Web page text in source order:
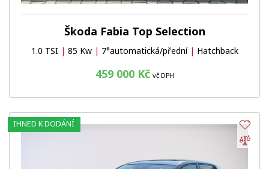
Škoda Fabia Top Selection
1.0 TSI | 85 Kw | 7°automatická/přední | Hatchback
459 000 Kč vč DPH
IHNED K DODÁNÍ